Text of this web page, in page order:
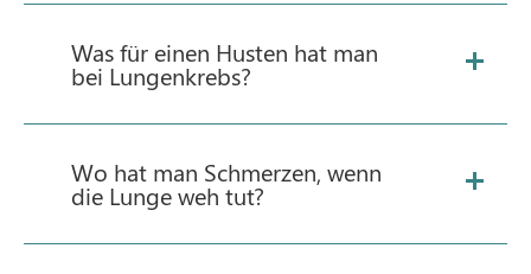
Was für einen Husten hat man
bei Lungenkrebs?
Wo hat man Schmerzen, wenn
die Lunge weh tut?